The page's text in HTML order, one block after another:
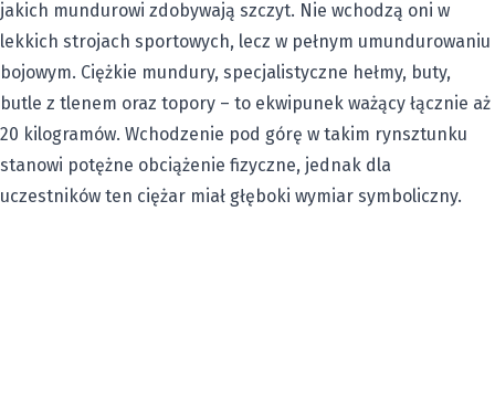
jakich mundurowi zdobywają szczyt. Nie wchodzą oni w
lekkich strojach sportowych, lecz w pełnym umundurowaniu
bojowym. Ciężkie mundury, specjalistyczne hełmy, buty,
butle z tlenem oraz topory – to ekwipunek ważący łącznie aż
20 kilogramów. Wchodzenie pod górę w takim rynsztunku
stanowi potężne obciążenie fizyczne, jednak dla
uczestników ten ciężar miał głęboki wymiar symboliczny.